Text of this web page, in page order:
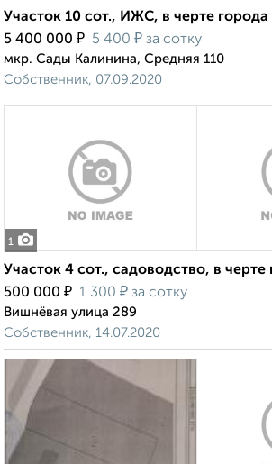
Участок 10 сот., ИЖС, в черте города
5 400 000 ₽ 5 400 ₽ за сотку
мкр. Сады Калинина, Средняя 110
Собственник, 07.09.2020
1
Участок 4 сот., садоводство, в черте
500 000 ₽ 1 300 ₽ за сотку
Вишнёвая улица 289
Собственник, 14.07.2020